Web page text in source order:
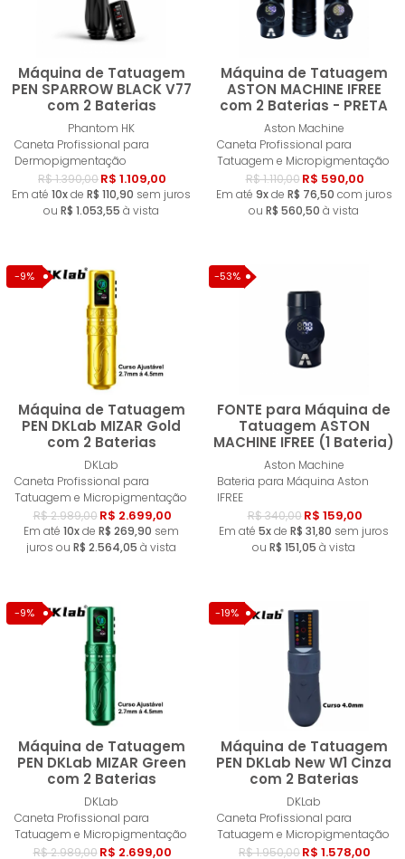
Máquina de Tatuagem
PEN SPARROW BLACK V77
com 2 Baterias
Phantom HK
Caneta Profissional para
Dermopigmentação
R$ 1.390,00R$ 1.109,00
Em até 10xde R$ 110,90 sem juros
ou R$ 1.053,55 à vista
Comprar
Máquina de Tatuagem
ASTON MACHINE IFREE
com 2 Baterias - PRETA
Aston Machine
Caneta Profissional para
Tatuagem e Micropigmentação
R$ 1.110,00 R$ 590,00
Em até 9xde R$ 76,50 com juros
ou R$ 560,50 à vista
-9%
Máquina de Tatuagem
PEN DKLab MIZAR Gold
com 2 Baterias
DKLab
Caneta Profissional para
Tatuagem e Micropigmentação
R$ 2.989,00 R$ 2.699,00
Em até 10xde R$ 269,90 sem
juros ou R$ 2.564,05 à vista
Esgotado
-53%
FONTE para Máquina de
Tatuagem ASTON
MACHINE IFREE (1 Bateria)
Aston Machine
Bateria para Máquina Aston
IFREE
R$ 340,00 R$ 159,00
Em até 5xde R$ 31,80 sem juros
ou R$ 151,05 à vista
-9%
Máquina de Tatuagem
PEN DKLab MIZAR Green
com 2 Baterias
DKLab
Caneta Profissional para
Tatuagem e Micropigmentação
R$ 2.989,00 R$ 2.699,00
Esgotado
-19%
Máquina de Tatuagem
PEN DKLab New W1 Cinza
com 2 Baterias
DKLab
Caneta Profissional para
Tatuagem e Micropigmentação
R$ 1.950,00R$ 1.578,00